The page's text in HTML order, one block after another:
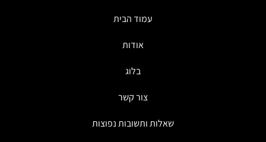
עמוד הבית
אודות
בלוג
צור קשר
שאלות ותשובות נפוצות